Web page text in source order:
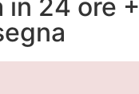
in 24 ore +